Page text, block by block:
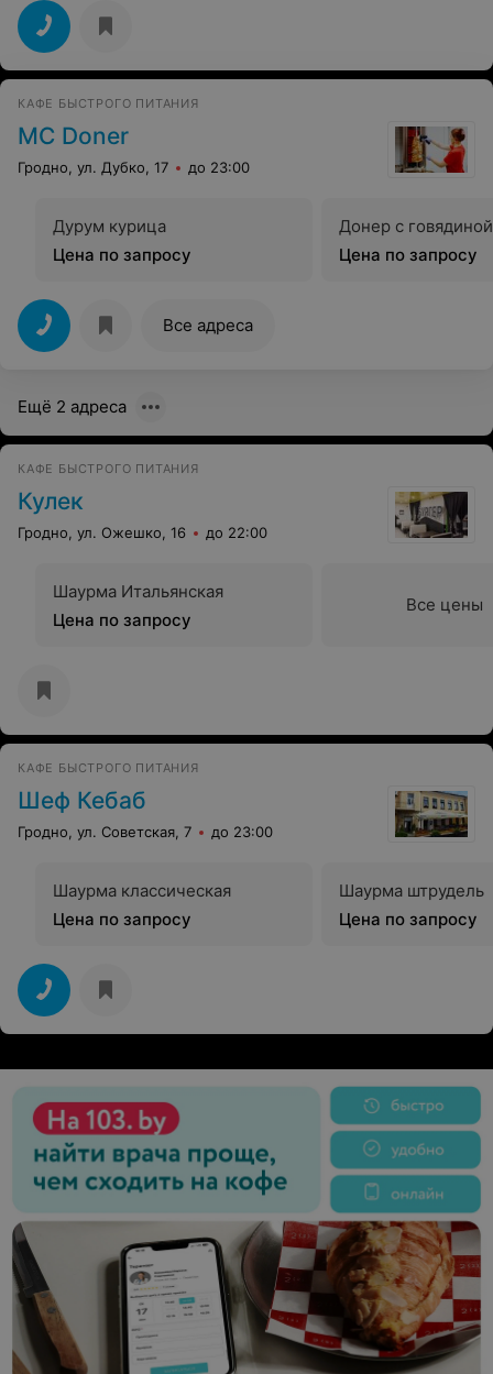
КАФЕ БЫСТРОГО ПИТАНИЯ
MC Doner
Гродно, ул. Дубко, 17 до 23:00
Дурум курица
Цена по запросу
Донер с говядиной
Цена по запросу
Все адреса
Ещё 2 адреса
КАФЕ БЫСТРОГО ПИТАНИЯ
Кулек
Гродно, ул. Ожешко, 16 до 22:00
Шаурма Итальянская
Цена по запросу
Все цены
КАФЕ БЫСТРОГО ПИТАНИЯ
Шеф Кебаб
Гродно, ул. Советская, 7 до 23:00
Шаурма классическая
Цена по запросу
Шаурма штрудель
Цена по запросу